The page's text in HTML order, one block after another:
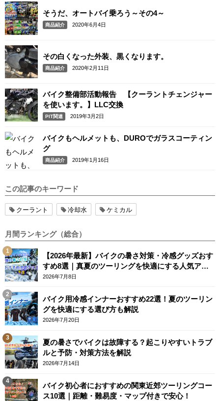
そうだ、オートバイ乗ろう～その4～
商品紹介 2020年6月4日
その白くなった外装、黒くなります。
商品紹介 2020年2月11日
バイク整備部活動報告 【クーラントチェンジャー
を使います。】LLC交換
PIT関連 2019年3月2日
バイクもヘルメットも、DUROでガラスコーティン
グ
商品紹介 2019年1月16日
この記事のキーワード
クーラント 冷却水 ケミカル
月間ランキング（総合）
【2026年最新】バイクの暑さ対策・冷感グッズおす
すめ8選｜真夏のツーリングを快適にする人気アイ
テム
2026年7月8日
バイク用冷感インナーおすすめ22選！夏のツーリン
グを快適にする選び方も解説
2026年7月20日
夏の暑さでバイクは故障する？起こりやすいトラブ
ルと予防・対策方法を解説
2026年7月14日
バイク初心者におすすめの関東近郊ツーリングコー
ス10選｜距離・難易度・マップ付きで安心！